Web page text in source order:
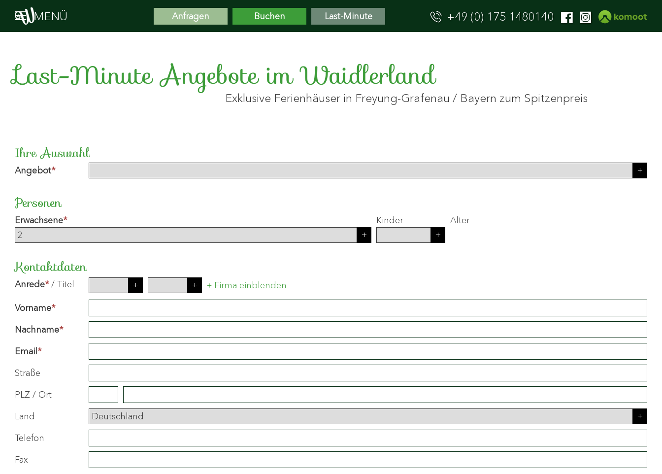
MENÜ Anfragen Buchen Last-Minute +49 (0) 175 1480140
Last-Minute Angebote im Waidlerland
Exklusive Ferienhäuser in Freyung-Grafenau / Bayern zum Spitzenpreis
Ihre Auswahl
Angebot*
Personen
Erwachsene* Kinder Alter
Kontaktdaten
Anrede*/ Titel + Firma einblenden
Vorname*
Nachname*
Email *
Straße
PLZ / Ort
Land
Telefon
Fax